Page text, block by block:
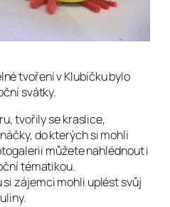
tvoření v Klubíčku bylo
svátky.
tvořily se kraslice,
do kterých si mohli
můžete nahlédnout i
tématikou.
zájemci mohli uplést svůj